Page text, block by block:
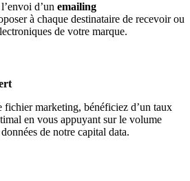
d’un emailing
à chaque destinataire de recevoir ou
de votre marque.
marketing, bénéficiez d’un taux
en vous appuyant sur le volume
de notre capital data.